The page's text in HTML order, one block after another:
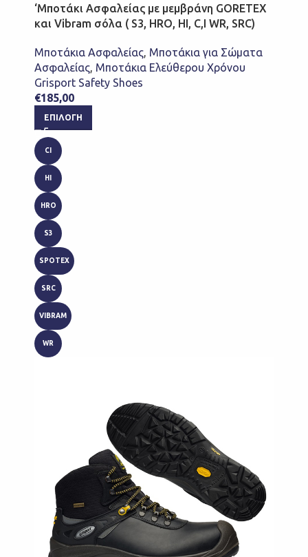
‘Μποτάκι Ασφαλείας με μεμβράνη GORETEX
και Vibram σόλα ( S3, HRO, HI, C,I WR, SRC)
Μποτάκια Ασφαλείας, Μποτάκια για Σώματα
Ασφαλείας, Μποτάκια Ελεύθερου Χρόνου
Grisport Safety Shoes
€185,00
ΕΠΙΛΟΓΉ
CI
HI
HRO
S3
SPOTEX
SRC
VIBRAM
WR